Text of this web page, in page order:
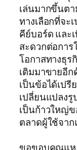
เล่นมากขึ้นต
ทางเลือกที่จ
คีย์บอร์ด และ
สะดวกต่อการ
โอกาสทางธุ
เติมมาขายอี
เป็นข้อได้เป
เปลี่ยนแปลง
เป็นก้าวใหญ่
ตลาดผู้ใช้จาก